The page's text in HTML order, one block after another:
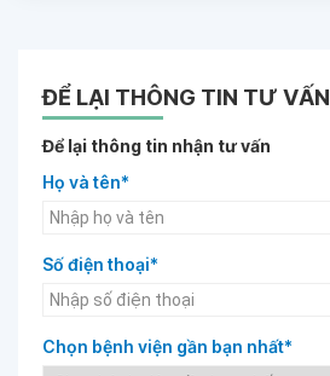
ĐỂ LẠI THÔNG TIN TƯ VẤN
Để lại thông tin nhận tư vấn
Họ và tên*
Số điện thoại*
Chọn bệnh viện gần bạn nhất*